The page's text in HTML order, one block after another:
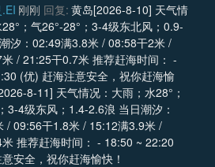
刚刚 回复: 黄岛[2026-8-10] 天气情
；气26°-28°；3-4级东北风；0.9-
汐：02:49满3.8米 / 08:58干2米 /
/ 21:25干0.7米 推荐赶海时间： -
(优) 赶海注意安全，祝你赶海愉
3-4级东风；1.4-2.6浪 当日潮汐：
/ 09:56干1.8米 / 15:12满3.9米 /
推荐赶海时间： - 18:50 ~ 22:20
安全，祝你赶海愉快！